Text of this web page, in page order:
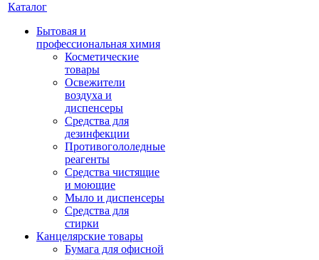
Каталог
Бытовая и
профессиональная химия
Косметические
товары
Освежители
воздуха и
диспенсеры
Средства для
дезинфекции
Противогололедные
реагенты
Средства чистящие
и моющие
Мыло и диспенсеры
Средства для
стирки
Канцелярские товары
Бумага для офисной